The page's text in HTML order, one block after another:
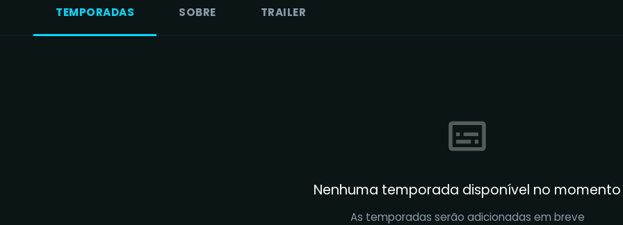
TEMPORADAS SOBRE TRAILER
Nenhuma temporada disponível no momento
As temporadas serão adicionadas em breve